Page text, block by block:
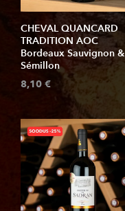
CHEVAL QUANCARD
TRADITION AOC
Bordeaux Sauvignon &
Sémillon
8,10 €